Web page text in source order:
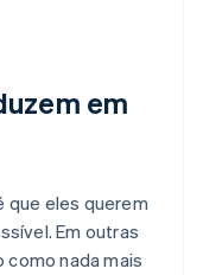
em
que eles querem
Em outras
como nada mais